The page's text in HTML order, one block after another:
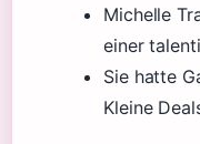
Michelle
einer
Sie hatte
Kleine